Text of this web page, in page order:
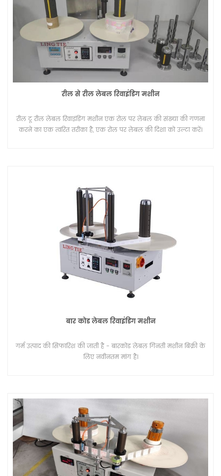
रील से रील लेबल रिवाइंडिंग मशीन
रील टू रील लेबल रिवाइंडिंग मशीन एक रोल पर लेबल की संख्या की गणना
करने का एक त्वरित तरीका है, एक रोल पर लेबल की दिशा को उल्टा करें।
बार कोड लेबल रिवाइंडिंग मशीन
गर्म उत्पाद की सिफारिश की जाती है - बारकोड लेबल गिनती मशीन बिक्री के
लिए नवीनतम मांग है।